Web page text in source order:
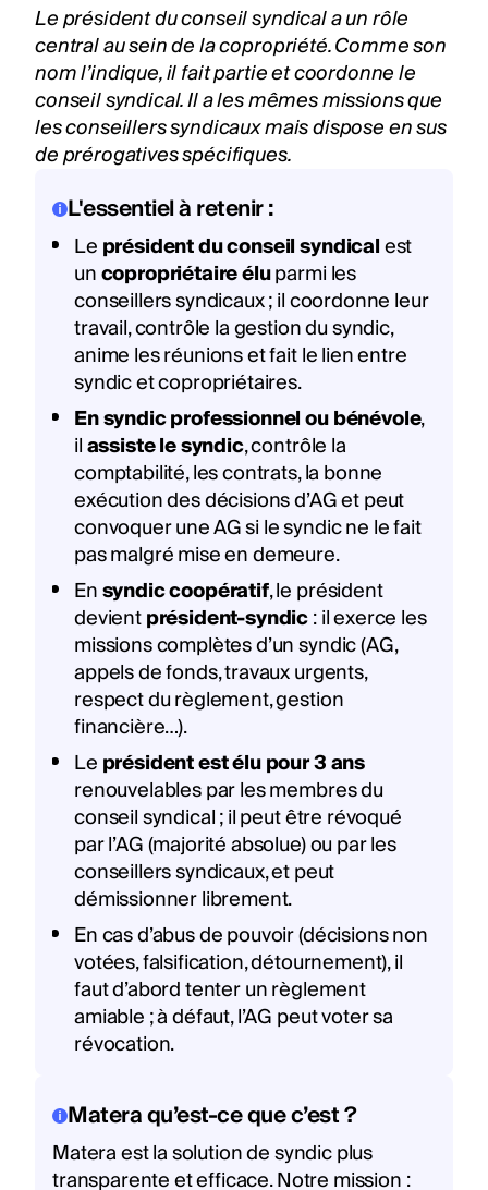
Le président du conseil syndical a un rôle
central au sein de la copropriété. Comme son
nom l’indique, il fait partie et coordonne le
conseil syndical. Il a les mêmes missions que
les conseillers syndicaux mais dispose en sus
de prérogatives spécifiques.
L'essentiel à retenir :
Leprésident du conseil syndicalest
uncopropriétaire éluparmi les
conseillers syndicaux ; il coordonne leur
travail, contrôle la gestion du syndic,
anime les réunions et fait le lien entre
syndic et copropriétaires.
En syndic professionnel ou bénévole,
ilassiste le syndic, contrôle la
comptabilité, les contrats, la bonne
exécution des décisions d’AG et peut
convoquer une AG si le syndic ne le fait
pas malgré mise en demeure.
Ensyndic coopératif, le président
devientprésident-syndic: il exerce les
missions complètes d’un syndic (AG,
appels de fonds, travaux urgents,
respect du règlement, gestion
financière…).
Leprésident est élu pour 3 ans
renouvelables par les membres du
conseil syndical ; il peut être révoqué
par l’AG (majorité absolue) ou par les
conseillers syndicaux, et peut
démissionner librement.
En cas d’abus de pouvoir (décisions non
votées, falsification, détournement), il
faut d’abord tenter un règlement
amiable ; à défaut, l’AG peut voter sa
révocation.
Matera qu’est-ce que c’est ?
Matera est la solution de syndic plus
transparente et efficace. Notre mission :